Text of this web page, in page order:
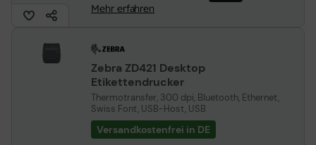
Mehr erfahren
Zebra ZD421 Desktop
Etikettendrucker
Thermotransfer, 300 dpi, Bluetooth, Ethernet,
Swiss Font, USB-Host, USB
Versandkostenfrei in DE